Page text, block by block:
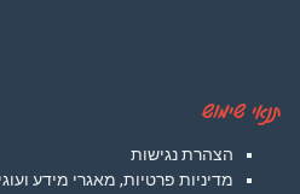
תנאי שימוש
הצהרת נגישות
מדיניות פרטיות, מאגרי מידע